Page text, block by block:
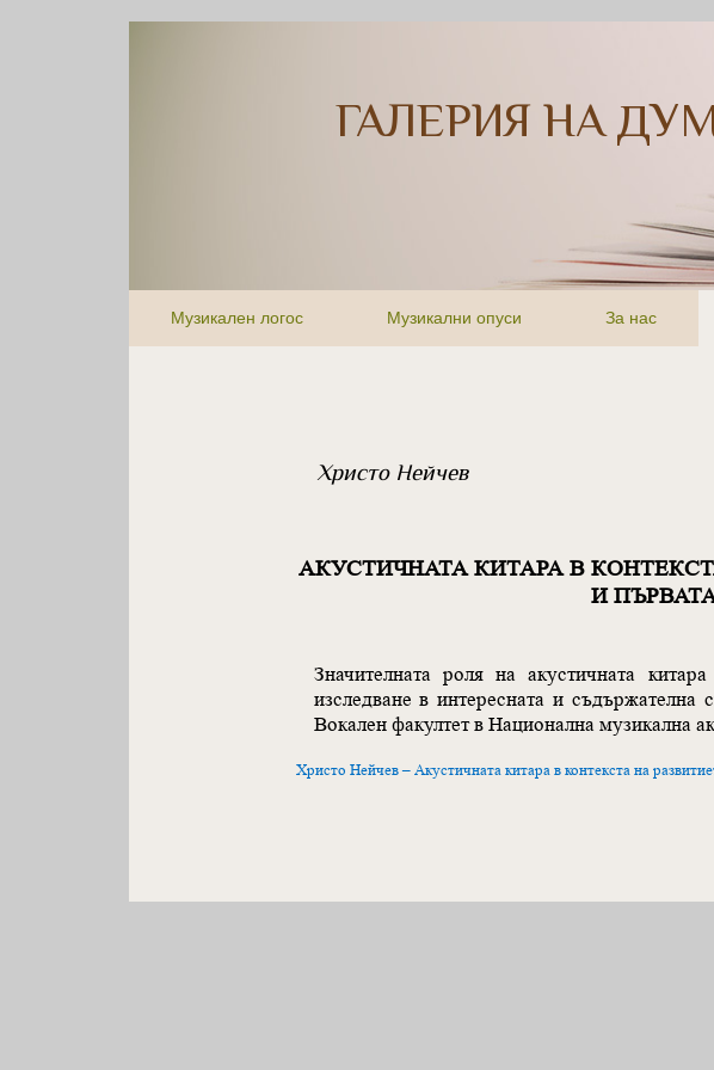
ГАЛЕРИЯ НА
Музикален логос Музикални опуси За нас
Христо Нейчев
АКУСТИЧНАТА КИТАРА В
И
Значителната роля на акустичната
изследване в интересната и
Вокален факултет в Национална музикална
Христо Нейчев – Акустичната китара в контекста на